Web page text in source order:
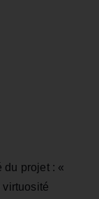
du projet : «
virtuosité